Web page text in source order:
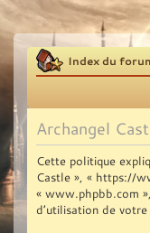
Index du
Archangel
Cette politique
Castle », « https://
« www.phpbb.com
d’utilisation de